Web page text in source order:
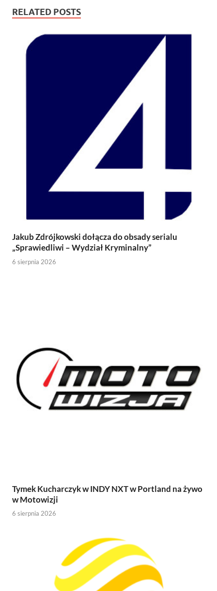
RELATED POSTS
Jakub Zdrójkowski dołącza do obsady serialu
„Sprawiedliwi – Wydział Kryminalny”
6 sierpnia 2026
Tymek Kucharczyk w INDY NXT w Portland na żywo
w Motowizji
6 sierpnia 2026